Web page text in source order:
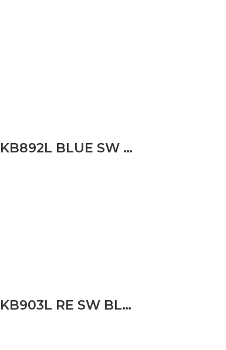
CLAVIER GAMENOTE MECANIQUE BY HAVIT KB892L BLUE SW 75%
CLAVIER GAMENOTE MECANIQUE BY HAVIT KB903L RE SW BLACK